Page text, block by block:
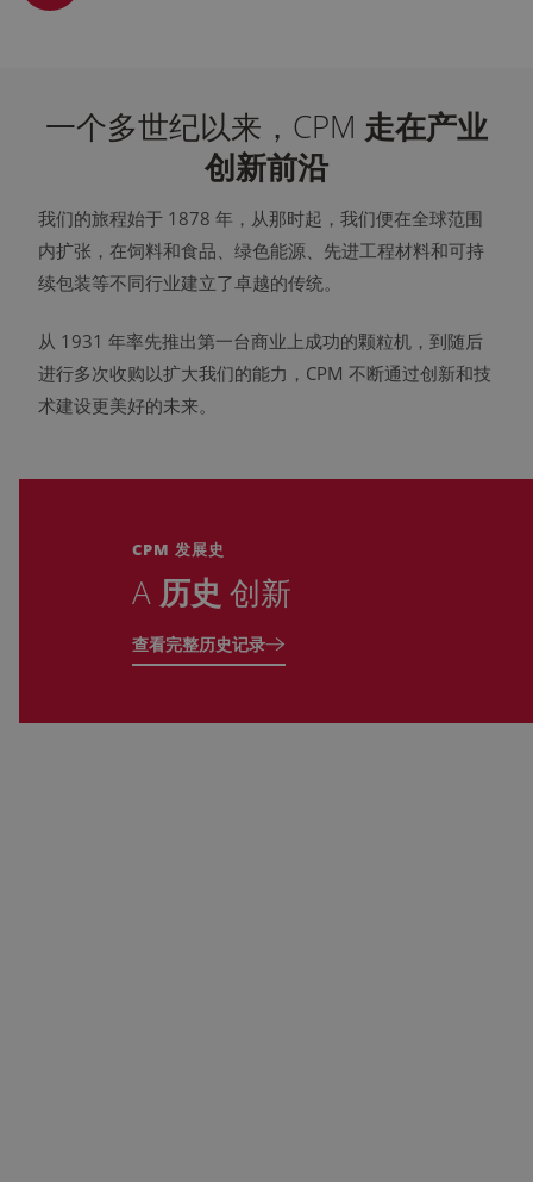
一个多世纪以来，CPM 走在产业
创新前沿
我们的旅程始于 1878 年，从那时起，我们便在全球范围
内扩张，在饲料和食品、绿色能源、先进工程材料和可持
续包装等不同行业建立了卓越的传统。
从 1931 年率先推出第一台商业上成功的颗粒机，到随后
进行多次收购以扩大我们的能力，CPM 不断通过创新和技
术建设更美好的未来。
CPM 发展史
A 历史 创新
查看完整历史记录